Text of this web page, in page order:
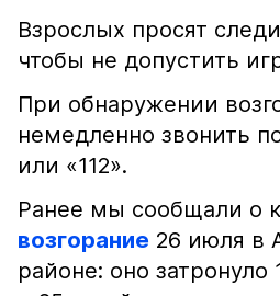
Взрослых просят
чтобы не допустить
При обнаружении
немедленно звонить
или «112».
Ранее мы сообщали о
возгорание 26 июля в
районе: оно